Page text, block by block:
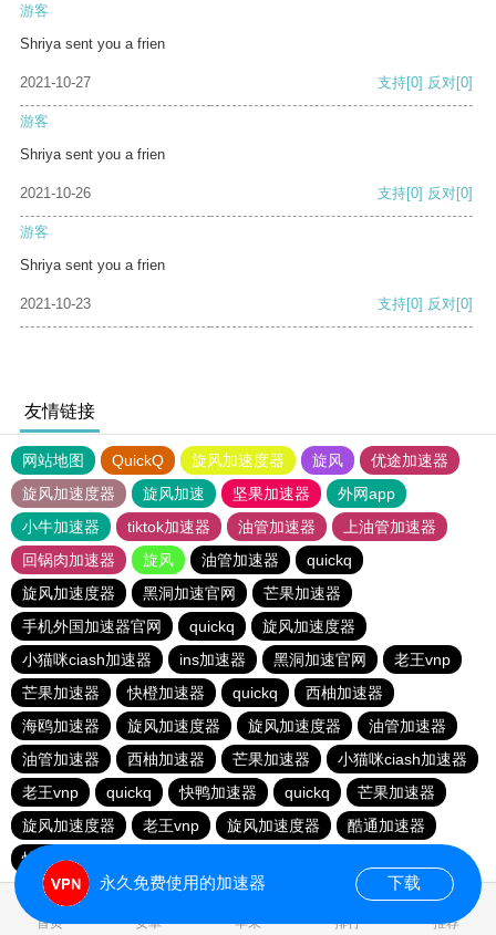
游客
Shriya sent you a frien
2021-10-27 支持[0] 反对[0]
游客
Shriya sent you a frien
2021-10-26 支持[0] 反对[0]
游客
Shriya sent you a frien
2021-10-23 支持[0] 反对[0]
友情链接
网站地图 QuickQ 旋风加速度器 旋风
优途加速器
旋风加速度器
旋风加速 坚果加速器
外网app
小牛加速器
tiktok加速器 油管加速器
上油管加速器
回锅肉加速器
旋风 油管加速器
quickq
旋风加速度器
黑洞加速官网
芒果加速器
手机外国加速器官网
quickq
旋风加速度器
小猫咪ciash加速器
ins加速器 黑洞加速官网
老王vnp
芒果加速器
快橙加速器 quickq
西柚加速器
海鸥加速器
旋风加速度器 旋风加速度器
油管加速器
油管加速器
西柚加速器 芒果加速器
小猫咪ciash加速器
老王vnp
quickq 快鸭加速器 quickq
芒果加速器
旋风加速度器
老王vnp 旋风加速度器
酷通加速器
快橙加速器
首页 安卓 苹果 排行 推荐
永久免费使用的加速器 下载